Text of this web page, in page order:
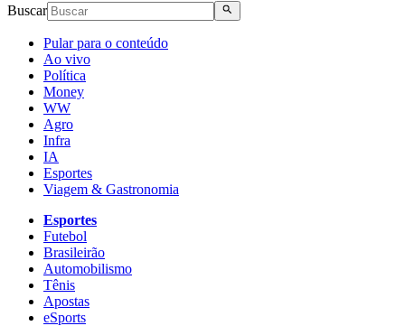
Buscar
Pular para o conteúdo
Ao vivo
Política
Money
WW
Agro
Infra
IA
Esportes
Viagem & Gastronomia
Esportes
Futebol
Brasileirão
Automobilismo
Tênis
Apostas
eSports